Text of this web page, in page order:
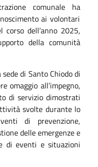
comunale ha
ai volontari
corso dell’anno 2025,
della comunità
di Santo Chiodo di
omaggio all’impegno,
di servizio dimostrati
svolte durante lo
di prevenzione,
delle emergenze e
di eventi e situazioni